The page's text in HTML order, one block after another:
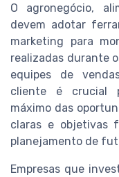
O agronegócio,
devem adotar
marketing para
realizadas durante
equipes de
cliente é crucial
máximo das
claras e objetivas
planejamento de
Empresas que